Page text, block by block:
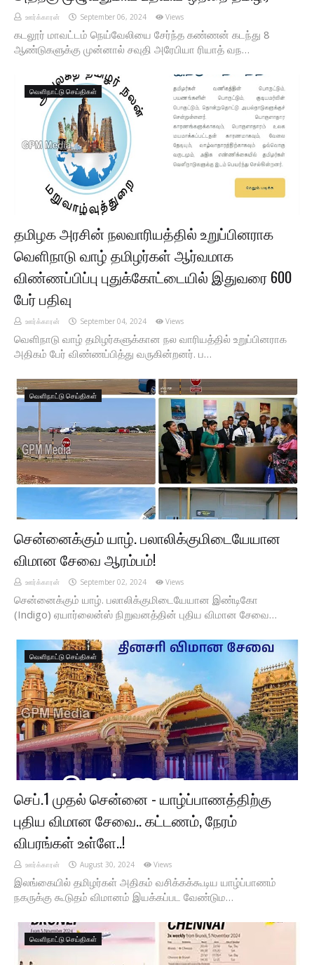
ஊர்க்காரன் September 06, 2024 Views
கடலூர் மாவட்டம் நெய்வேலியை சேர்ந்த கண்ணன் கடந்து 8
ஆண்டுகளுக்கு முன்னால் சவுதி அரேபியா ரியாத் வந…
வெளிநாட்டு செய்திகள்
தமிழக அரசின் நலவாரியத்தில் உறுப்பினராக
வெளிநாடு வாழ் தமிழர்கள் ஆர்வமாக
விண்ணப்பிப்பு புதுக்கோட்டையில் இதுவரை 600
பேர் பதிவு
ஊர்க்காரன் September 04, 2024 Views
வெளிநாடு வாழ் தமிழர்களுக்கான நல வாரியத்தில் உறுப்பினராக
அதிகம் பேர் விண்ணப்பித்து வருகின்றனர். ப…
வெளிநாட்டு செய்திகள்
சென்னைக்கும் யாழ். பலாலிக்குமிடையேயான
விமான சேவை ஆரம்பம்!
ஊர்க்காரன் September 02, 2024 Views
சென்னைக்கும் யாழ். பலாலிக்குமிடையேயான இண்டிகோ
(Indigo) ஏயார்லைன்ஸ் நிறுவனத்தின் புதிய விமான சேவை…
வெளிநாட்டு செய்திகள்
செப்.1 முதல் சென்னை - யாழ்ப்பாணத்திற்கு
புதிய விமான சேவை.. கட்டணம், நேரம்
விபரங்கள் உள்ளே..!
ஊர்க்காரன் August 30, 2024 Views
இலங்கையில் தமிழர்கள் அதிகம் வசிக்கக்கூடிய யாழ்ப்பாணம்
நகருக்கு கூடுதம் விமானம் இயக்கப்பட வேண்டும…
வெளிநாட்டு செய்திகள்